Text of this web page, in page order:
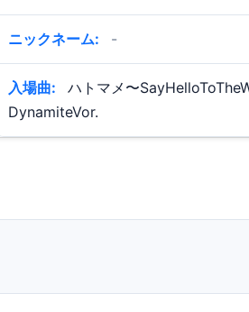
ニックネーム: -
入場曲:
ハトマメ〜
DynamiteVor.